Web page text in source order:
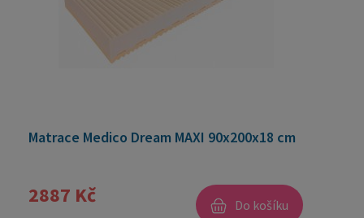
Matrace Medico Dream MAXI 90x200x18 cm
2887 Kč Do košíku